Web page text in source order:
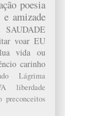
poesia
e amizade
SAUDADE
voar EU
lua vida ou
carinho
Lágrima
liberdade
preconceitos